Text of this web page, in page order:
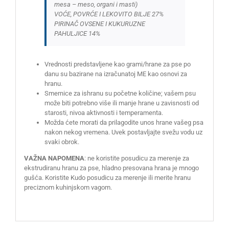
mesa – meso, organi i masti)
VOĆE, POVRĆE I LEKOVITO BILJE 27%
PIRINAČ OVSENE I KUKURUZNE
PAHULJICE 14%
Vrednosti predstavljene kao grami/hrane za pse po
danu su bazirane na izračunatoj ME kao osnovi za
hranu.
Smernice za ishranu su početne količine; vašem psu
može biti potrebno više ili manje hrane u zavisnosti od
starosti, nivoa aktivnosti i temperamenta.
Možda ćete morati da prilagodite unos hrane vašeg psa
nakon nekog vremena. Uvek postavljajte svežu vodu uz
svaki obrok.
VAŽNA NAPOMENA: ne koristite posudicu za merenje za
ekstrudiranu hranu za pse, hladno presovana hrana je mnogo
gušća. Koristite Kudo posudicu za merenje ili merite hranu
preciznom kuhinjskom vagom.